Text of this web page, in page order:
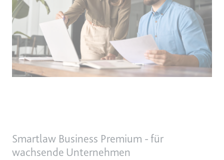
Smartlaw Business Premium - für
wachsende Unternehmen